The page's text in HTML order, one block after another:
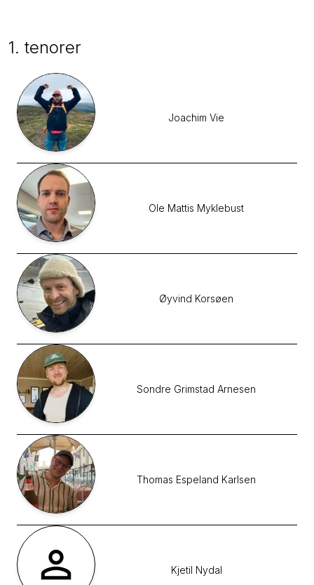
1. tenorer
Joachim Vie
Ole Mattis Myklebust
Øyvind Korsøen
Sondre Grimstad Arnesen
Thomas Espeland Karlsen
Kjetil Nydal